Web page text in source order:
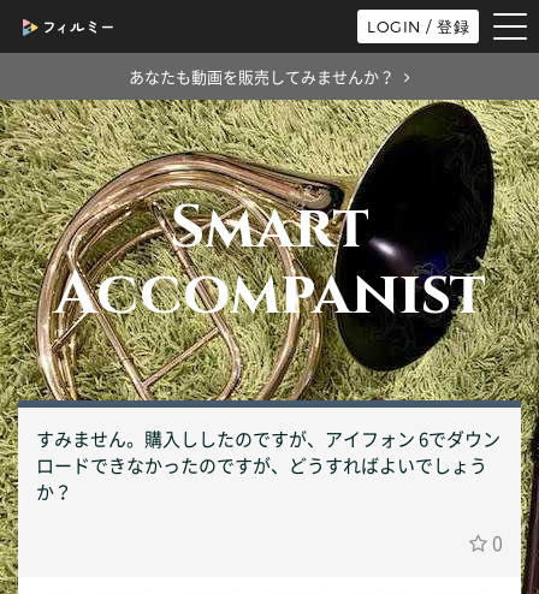
LOGIN / 登録
あなたも動画を販売してみませんか？
Smart
Accompanist
すみません。購入ししたのですが、アイフォン 6でダウン
ロードできなかったのですが、どうすればよいでしょう
か？
0